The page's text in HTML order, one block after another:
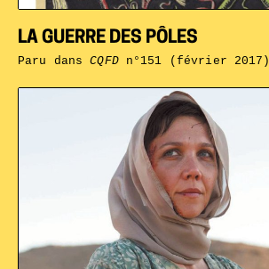
LA GUERRE DES PÔLES
Paru dansCQFDn°151 (février 2017)